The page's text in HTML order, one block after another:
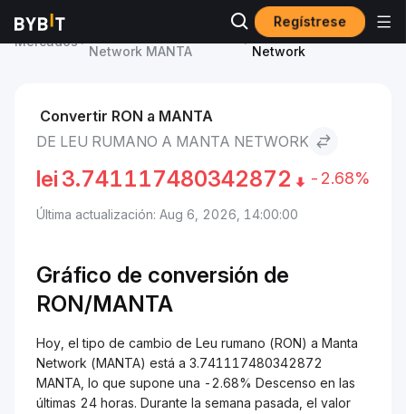
Regístrese
Mercados
Network MANTA
Leu rumano to Manta
Network
Convertir RON a MANTA
DE LEU RUMANO A MANTA NETWORK
lei 3.741117480342872 -2.68%
Última actualización: Aug 6, 2026, 14:00:00
Gráfico de conversión de
RON/MANTA
Hoy, el tipo de cambio de Leu rumano (RON) a Manta
Network (MANTA) está a 3.741117480342872
MANTA, lo que supone una -2.68% Descenso en las
últimas 24 horas. Durante la semana pasada, el valor